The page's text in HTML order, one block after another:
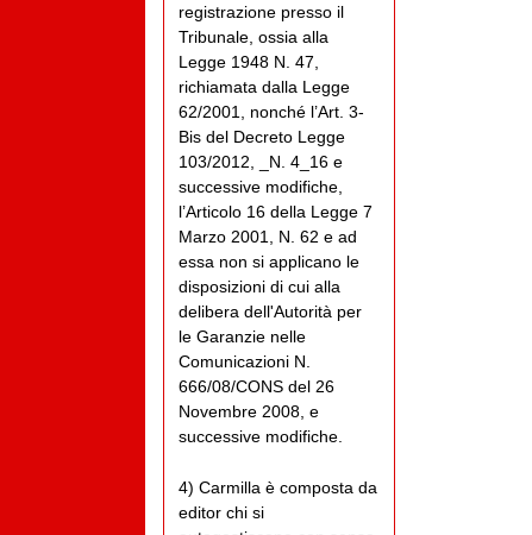
registrazione presso il
Tribunale, ossia alla
Legge 1948 N. 47,
richiamata dalla Legge
62/2001, nonché l’Art. 3-
Bis del Decreto Legge
103/2012, _N. 4_16 e
successive modifiche,
l’Articolo 16 della Legge 7
Marzo 2001, N. 62 e ad
essa non si applicano le
disposizioni di cui alla
delibera dell'Autorità per
le Garanzie nelle
Comunicazioni N.
666/08/CONS del 26
Novembre 2008, e
successive modifiche.
4) Carmilla è composta da
editor chi si